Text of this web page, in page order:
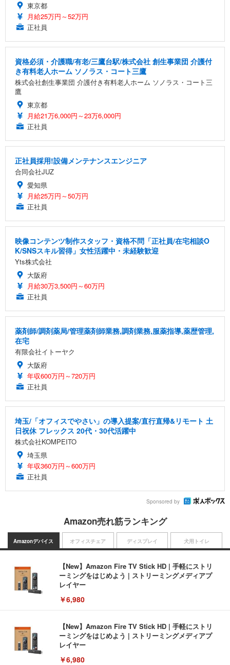
東京都
月給25万円～52万円
正社員
資格必須・介護職/有老/三鷹台駅/株式会社 創生事業団 介護付
き有料老人ホーム ソノラス・コート三鷹
株式会社創生事業団 介護付き有料老人ホーム ソノラス・コート三
鷹
東京都
月給21万6,000円～23万6,000円
正社員
正社員採用!設備メンテナンスエンジニア
合同会社JUZ
愛知県
月給25万円～50万円
正社員
映像コンテンツ制作スタッフ・資格不問「正社員/在宅相談O
K/SNSスキル習得」女性活躍中・未経験歓迎
Yts株式会社
大阪府
月給30万3,500円～60万円
正社員
薬剤師/調剤薬局/管理薬剤師業務,調剤業務,服薬指導,薬歴管理,
在宅
有限会社イトーヤク
大阪府
年収600万円～720万円
正社員
埼玉/「オフィスでやさい」の導入提案/直行直帰&リモート 土
日祝休 フレックス 20代・30代活躍中
株式会社KOMPEITO
埼玉県
年収360万円～600万円
正社員
Sponsored by
Amazon売れ筋ランキング
Amazonデバイス
【New】Amazon Fire TV Stick HD | 手軽にストリ
ーミングをはじめよう | ストリーミングメディアプ
レイヤー
￥6,980
【New】Amazon Fire TV Stick HD | 手軽にストリ
ーミングをはじめよう | ストリーミングメディアプ
レイヤー
￥6,980
オフィスチェア ディスプレイ 犬用トイレ